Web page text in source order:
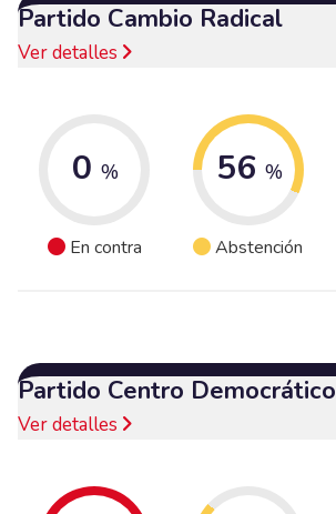
Partido Cambio Radical
Ver detalles
0 %
En contra
56 %
Abstención
Partido Centro Democrático
Ver detalles